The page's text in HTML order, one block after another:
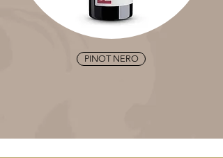
PINOT NERO